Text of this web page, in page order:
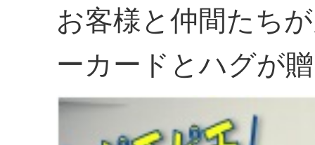
お客様と仲間たち
ーカードとハグが